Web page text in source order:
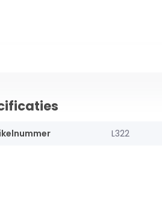
L322